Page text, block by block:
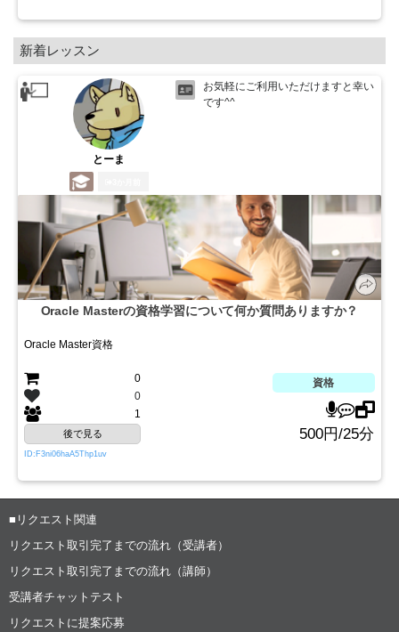
新着レッスン
とーま
お気軽にご利用いただけますと幸い
です^^
Oracle Masterの資格学習について何か質問ありますか？
Oracle Master資格
0
0
1
資格
後で見る 500円/25分
ID:F3ni06haA5Thp1uv
■リクエスト関連
リクエスト取引完了までの流れ（受講者）
リクエスト取引完了までの流れ（講師）
受講者チャットテスト
リクエストに提案応募